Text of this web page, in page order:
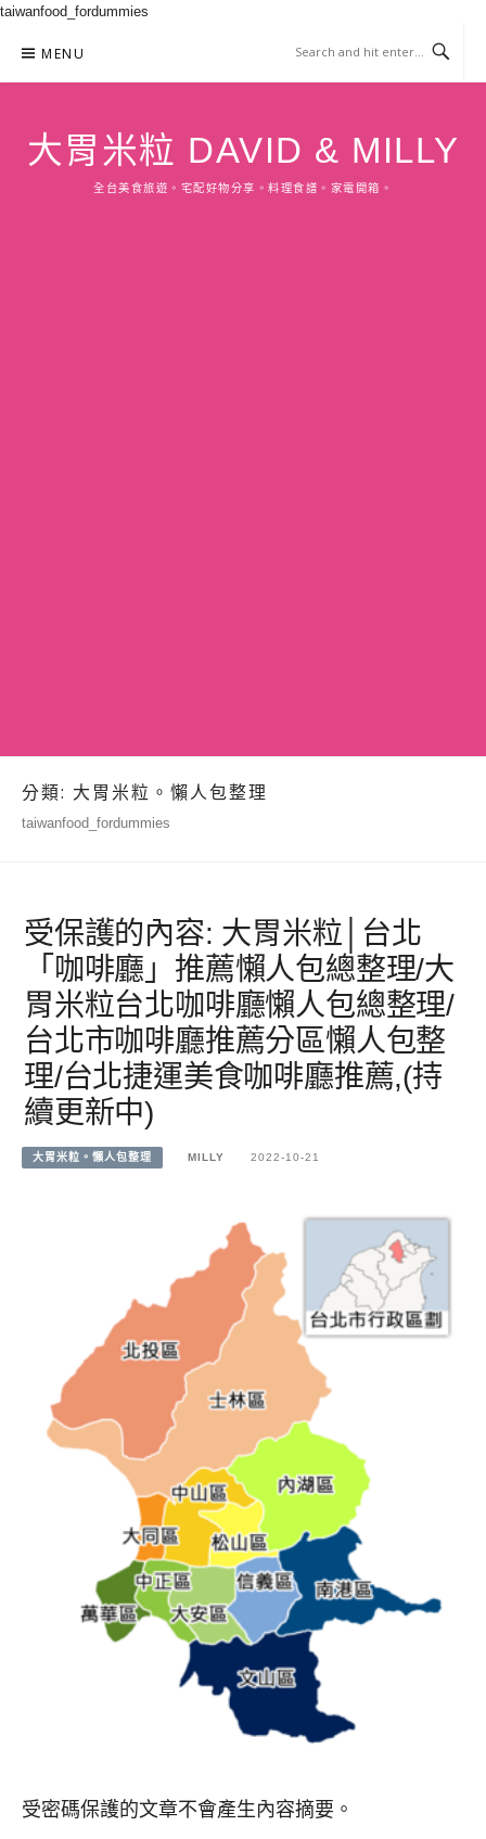
taiwanfood_fordummies
content
MENU
大胃米粒 DAVID & MILLY
全台美食旅遊。宅配好物分享。料理食譜。家電開箱。
分類: 大胃米粒。懶人包整理
taiwanfood_fordummies
受保護的內容: 大胃米粒│台北
「咖啡廳」推薦懶人包總整理/大
胃米粒台北咖啡廳懶人包總整理/
台北市咖啡廳推薦分區懶人包整
理/台北捷運美食咖啡廳推薦,(持
續更新中)
大胃米粒。懶人包整理 MILLY 2022-10-21
受密碼保護的文章不會產生內容摘要。